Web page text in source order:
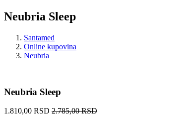
Neubria Sleep
Santamed
Online kupovina
Neubria
Neubria Sleep
1.810,00 RSD 2.785,00 RSD